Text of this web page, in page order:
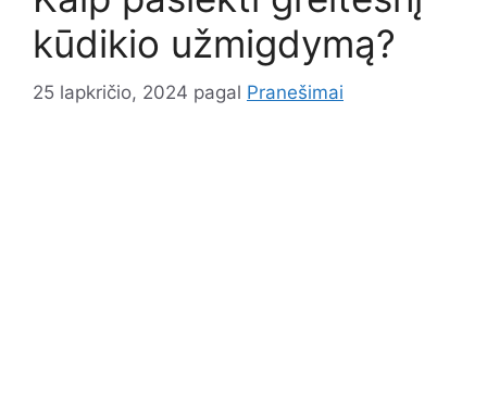
kūdikio užmigdymą?
25 lapkričio, 2024 pagal Pranešimai